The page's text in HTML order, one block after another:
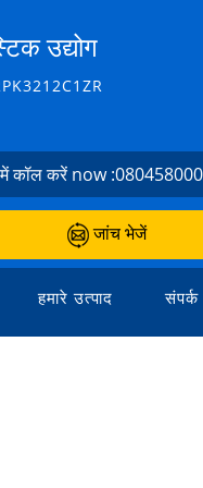
उद्योग
कॉल करें now :
जांच भेजें
हमारे उत्पाद